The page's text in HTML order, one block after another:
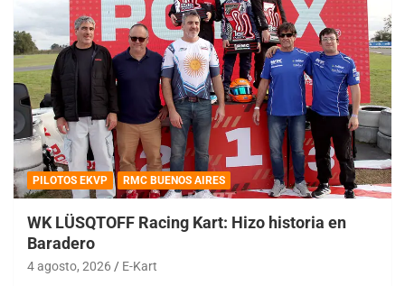
PILOTOS EKVP RMC BUENOS AIRES
WK LÜSQTOFF Racing Kart: Hizo historia en
Baradero
4 agosto, 2026 E-Kart